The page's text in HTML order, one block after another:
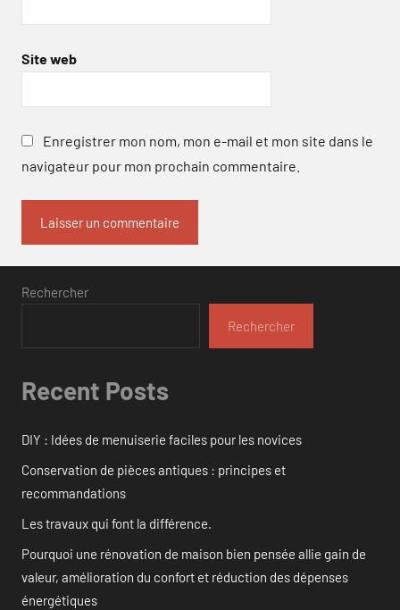
Site web
Enregistrer mon nom, mon e-mail et mon site dans le
navigateur pour mon prochain commentaire.
Rechercher
Rechercher
Recent Posts
DIY : Idées de menuiserie faciles pour les novices
Conservation de pièces antiques : principes et
recommandations
Les travaux qui font la différence.
Pourquoi une rénovation de maison bien pensée allie gain de
valeur, amélioration du confort et réduction des dépenses
énergétiques